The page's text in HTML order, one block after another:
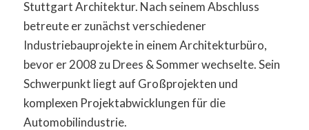
Stuttgart Architektur. Nach seinem Abschluss
betreute er zunächst verschiedener
Industriebauprojekte in einem Architekturbüro,
bevor er 2008 zu Drees & Sommer wechselte. Sein
Schwerpunkt liegt auf Großprojekten und
komplexen Projektabwicklungen für die
Automobilindustrie.